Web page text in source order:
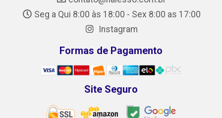
Seg a Qui 8:00 às 18:00 - Sex 8:00 as 17:00
Instagram
Formas de Pagamento
Site Seguro